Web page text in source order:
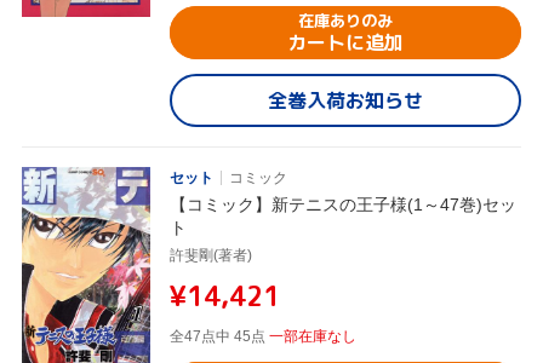
在庫ありのみ
カートに追加
全巻入荷お知らせ
セット コミック
【コミック】新テニスの王子様(1～47巻)セッ
ト
許斐剛(著者)
¥14,421
全47点中 45点 一部在庫なし